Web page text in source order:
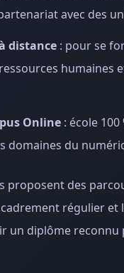
avec des
distance : pour se
humaines
Online : école 100
domaines du
proposent des
régulier et
un diplôme reconnu